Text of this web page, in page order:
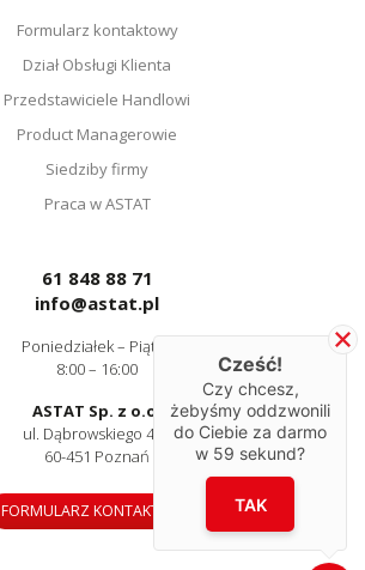
Formularz kontaktowy
Dział Obsługi Klienta
Przedstawiciele Handlowi
Product Managerowie
Siedziby firmy
Praca w ASTAT
61 848 88 71
info@astat.pl
Poniedziałek – Piątek
8:00 – 16:00
ASTAT Sp. z o.o.
ul. Dąbrowskiego 441
60-451 Poznań
FORMULARZ KONTAKTOWY
Cześć!
Czy chcesz,
żebyśmy oddzwonili
do Ciebie za darmo
w 59 sekund?
TAK